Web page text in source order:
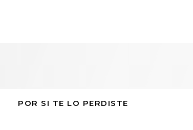
POR SI TE LO PERDISTE